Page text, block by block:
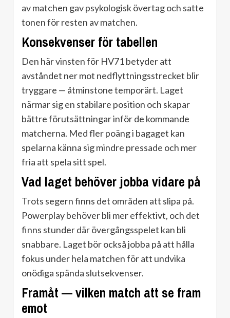
av matchen gav psykologisk övertag och satte
tonen för resten av matchen.
Konsekvenser för tabellen
Den här vinsten för HV71 betyder att
avståndet ner mot nedflyttningsstrecket blir
tryggare — åtminstone temporärt. Laget
närmar sig en stabilare position och skapar
bättre förutsättningar inför de kommande
matcherna. Med fler poäng i bagaget kan
spelarna känna sig mindre pressade och mer
fria att spela sitt spel.
Vad laget behöver jobba vidare på
Trots segern finns det områden att slipa på.
Powerplay behöver bli mer effektivt, och det
finns stunder där övergångsspelet kan bli
snabbare. Laget bör också jobba på att hålla
fokus under hela matchen för att undvika
onödiga spända slutsekvenser.
Framåt — vilken match att se fram
emot